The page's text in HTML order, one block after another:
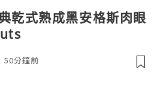
乾式熟成黑安格斯肉眼
50分鐘前